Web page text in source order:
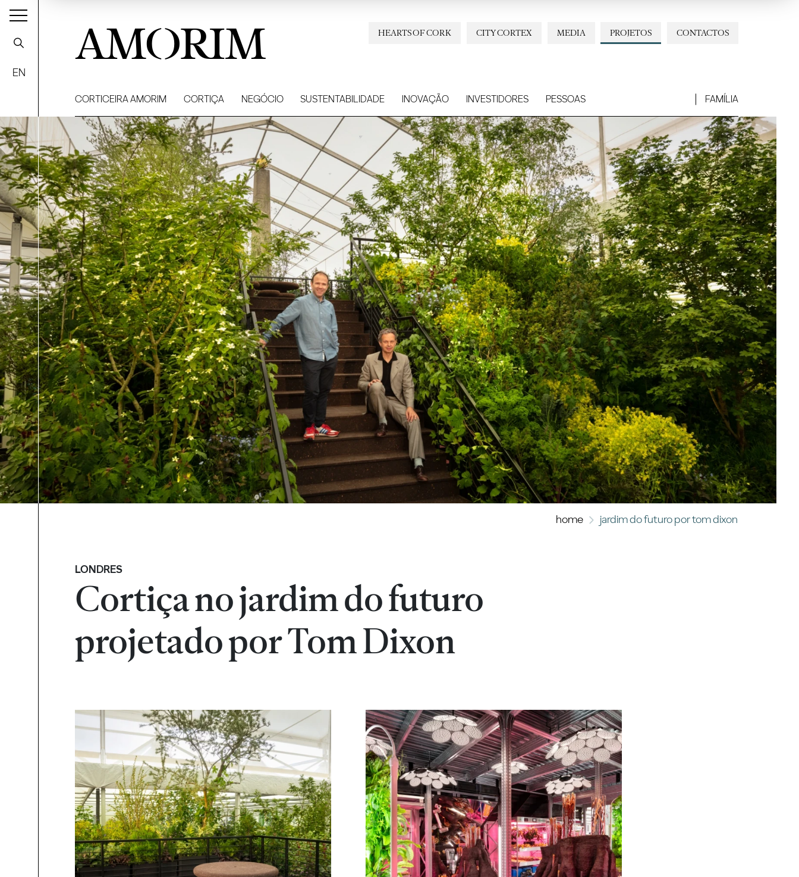
EN
AMORIM CONTACTOS
PROJETOS
MEDIA
CITY CORTEX
HEARTS OF CORK
CORTICEIRA AMORIM CORTIÇA NEGÓCIO SUSTENTABILIDADE INOVAÇÃO INVESTIDORES PESSOAS FAMÍLIA
home jardim do futuro por tom dixon
LONDRES
Cortiça no jardim do futuro
projetado por Tom Dixon